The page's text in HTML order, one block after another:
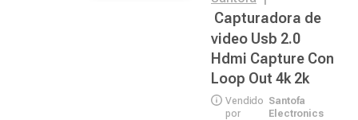
Capturadora de
video Usb 2.0
Hdmi Capture Con
Loop Out 4k 2k
Vendido
por
Santofa
Electronics